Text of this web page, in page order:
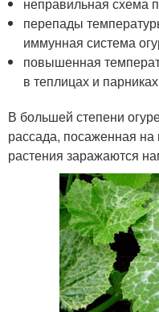
перепады
иммунная система
повышенная
в теплицах и
В большей степени
рассада, посаженная
растения заражаются